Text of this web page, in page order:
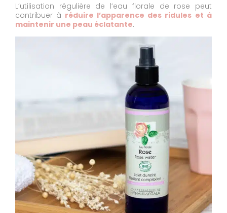
L’utilisation régulière de l’eau florale de rose peut
contribuer à réduire l’apparence des ridules et à
maintenir une peau éclatante.